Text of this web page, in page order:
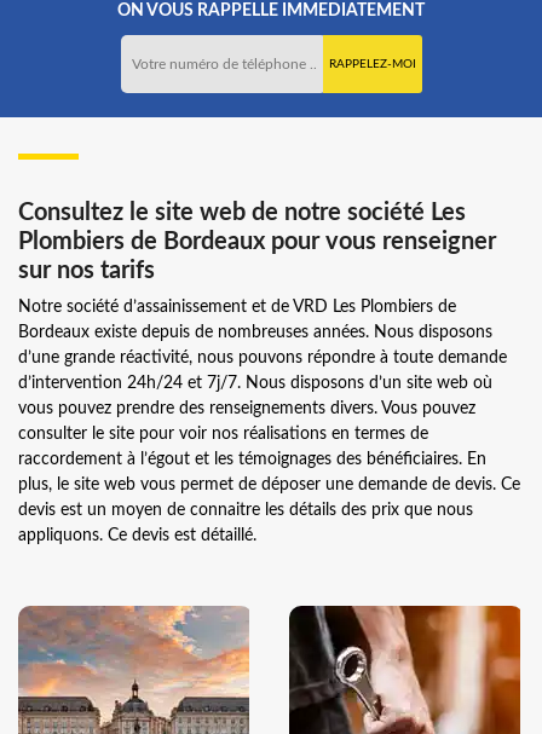
ON VOUS RAPPELLE IMMEDIATEMENT
Consultez le site web de notre société Les
Plombiers de Bordeaux pour vous renseigner
sur nos tarifs
Notre société d’assainissement et de VRD Les Plombiers de
Bordeaux existe depuis de nombreuses années. Nous disposons
d’une grande réactivité, nous pouvons répondre à toute demande
d’intervention 24h/24 et 7j/7. Nous disposons d’un site web où
vous pouvez prendre des renseignements divers. Vous pouvez
consulter le site pour voir nos réalisations en termes de
raccordement à l’égout et les témoignages des bénéficiaires. En
plus, le site web vous permet de déposer une demande de devis. Ce
devis est un moyen de connaitre les détails des prix que nous
appliquons. Ce devis est détaillé.